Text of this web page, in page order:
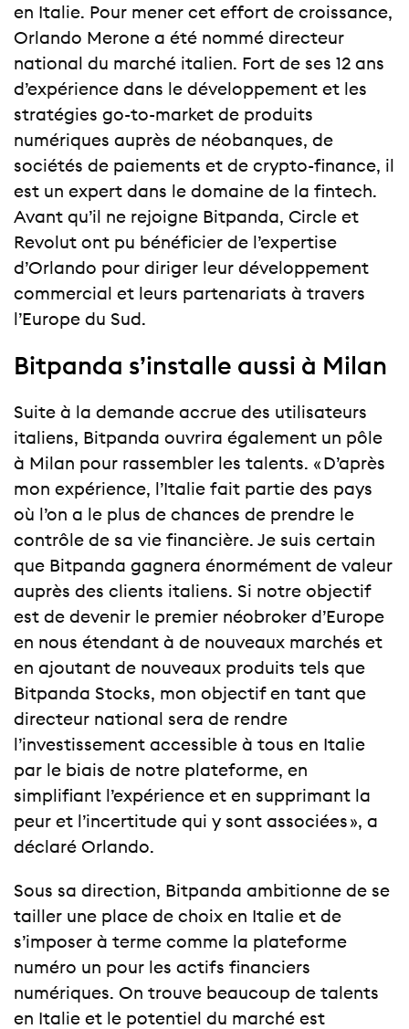
en Italie. Pour mener cet effort de croissance,
Orlando Merone a été nommé directeur
national du marché italien. Fort de ses 12 ans
d’expérience dans le développement et les
stratégies go-to-market de produits
numériques auprès de néobanques, de
sociétés de paiements et de crypto-finance, il
est un expert dans le domaine de la fintech.
Avant qu’il ne rejoigne Bitpanda, Circle et
Revolut ont pu bénéficier de l’expertise
d’Orlando pour diriger leur développement
commercial et leurs partenariats à travers
l’Europe du Sud.
Bitpanda s’installe aussi à Milan
Suite à la demande accrue des utilisateurs
italiens, Bitpanda ouvrira également un pôle
à Milan pour rassembler les talents. « D’après
mon expérience, l’Italie fait partie des pays
où l’on a le plus de chances de prendre le
contrôle de sa vie financière. Je suis certain
que Bitpanda gagnera énormément de valeur
auprès des clients italiens. Si notre objectif
est de devenir le premier néobroker d’Europe
en nous étendant à de nouveaux marchés et
en ajoutant de nouveaux produits tels que
Bitpanda Stocks, mon objectif en tant que
directeur national sera de rendre
l’investissement accessible à tous en Italie
par le biais de notre plateforme, en
simplifiant l’expérience et en supprimant la
peur et l’incertitude qui y sont associées », a
déclaré Orlando.
Sous sa direction, Bitpanda ambitionne de se
tailler une place de choix en Italie et de
s’imposer à terme comme la plateforme
numéro un pour les actifs financiers
numériques. On trouve beaucoup de talents
en Italie et le potentiel du marché est